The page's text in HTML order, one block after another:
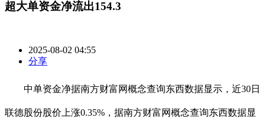
超大单资金净流出154.3
2025-08-02 04:55
分享
中单资金净据南方财富网概念查询东西数据显示，近30日
联德股份股价上涨0.35%，据南方财富网概念查询东西数据显